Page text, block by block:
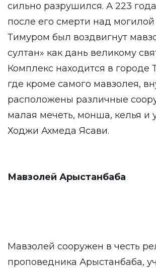
сильно разрушился. А 223
после его смерти над
Тимуром был воздвигнут
султан» как дань великому
Комплекс находится в городе
где кроме самого мавзолея,
расположены различные
малая мечеть, монша, келья и
Ходжи Ахмеда Ясави.
Мавзолей Арыстанбаба
Мавзолей сооружен в честь
проповедника Арыстанбаба,